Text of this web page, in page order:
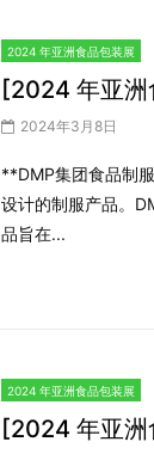
2024 年亚洲食品包装展
[2024 年亚洲
2024年3月8日
**DMP集团食品制
设计的制服产品。
品旨在...
2024 年亚洲食品包装展
[2024 年亚